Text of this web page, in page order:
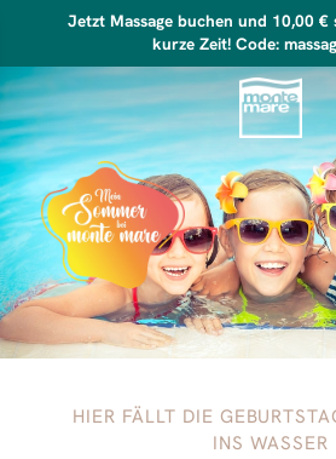
Jetzt Massage buchen und 10,00
kurze Zeit! Code:
HIER FÄLLT DIE
INS WASSER